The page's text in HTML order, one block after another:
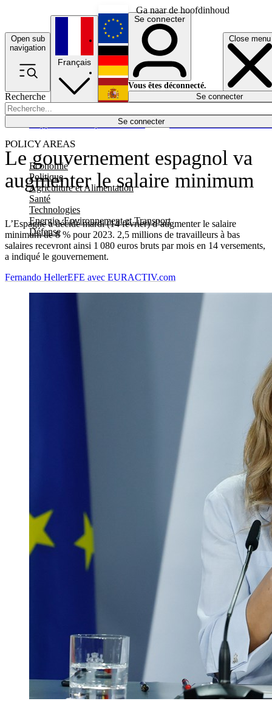
Ga naar de hoofdinhoud
Open sub
navigation
Close menu
Recherche
Se connecter
POLICY AREAS
Economie
Politique
Agriculture et Alimentation
Santé
Technologies
Energie, Environnement et Transport
Défense
Économie
Français
English
Deutsch
Español
Se connecter
Vous êtes déconnecté.
Se connecter
Le gouvernement espagnol va
augmenter le salaire minimum
L’Espagne a décidé mardi (14 février) d’augmenter le salaire
minimum de 8 % pour 2023. 2,5 millions de travailleurs à bas
salaires recevront ainsi 1 080 euros bruts par mois en 14 versements,
a indiqué le gouvernement.
Fernando HellerEFE avec EURACTIV.com